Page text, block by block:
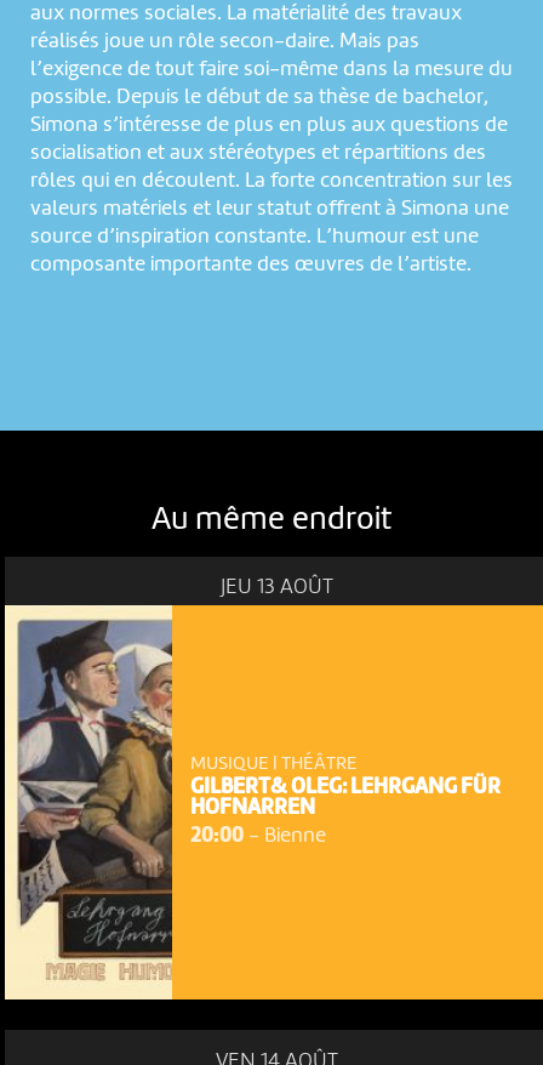
aux normes sociales. La matérialité des travaux
réalisés joue un rôle secon-daire. Mais pas
l’exigence de tout faire soi-même dans la mesure du
possible. Depuis le début de sa thèse de bachelor,
Simona s’intéresse de plus en plus aux questions de
socialisation et aux stéréotypes et répartitions des
rôles qui en découlent. La forte concentration sur les
valeurs matériels et leur statut offrent à Simona une
source d’inspiration constante. L’humour est une
composante importante des œuvres de l’artiste.
Au même endroit
JEU 13 AOÛT
MUSIQUE | THÉÂTRE
GILBERT& OLEG: LEHRGANG FÜR
HOFNARREN
20:00- Bienne